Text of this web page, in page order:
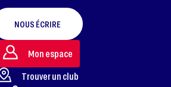
NOUS ÉCRIRE
Mon espace
Trouver un club